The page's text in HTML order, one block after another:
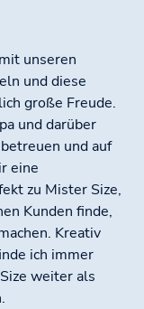
unseren
und diese
große Freude.
und darüber
und auf
eine
zu Mister Size,
Kunden finde,
Kreativ
ich immer
weiter als